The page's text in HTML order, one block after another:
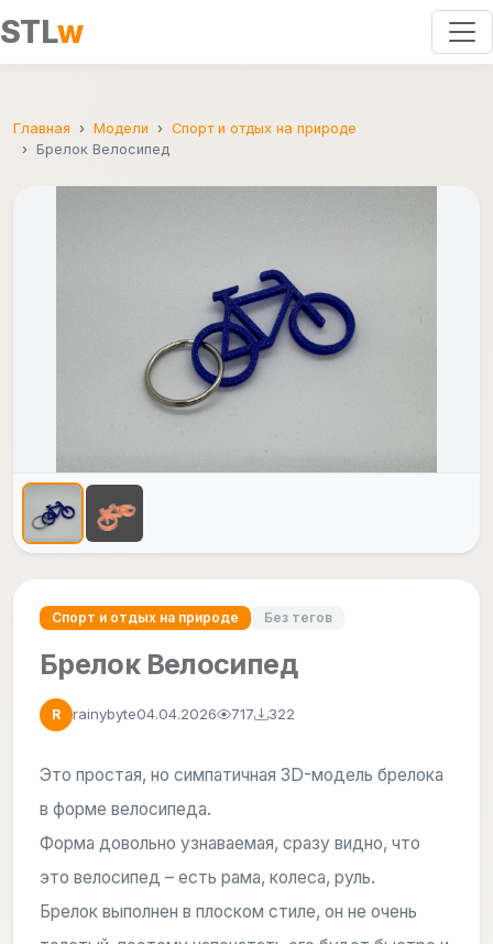
STLw
Главная Модели
Спорт и отдых на природе
Брелок Велосипед
Спорт и отдых на природе Без тегов
Брелок Велосипед
R rainybyte04.04.2026 717 322
Это простая, но симпатичная 3D-модель брелока
в форме велосипеда.
Форма довольно узнаваемая, сразу видно, что
это велосипед – есть рама, колеса, руль.
Брелок выполнен в плоском стиле, он не очень